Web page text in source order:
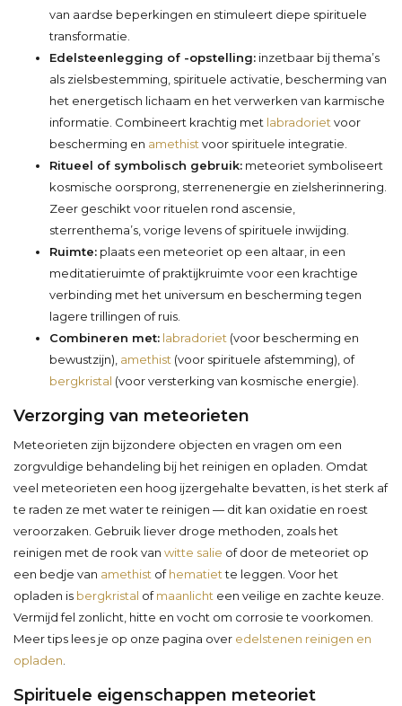
van aardse beperkingen en stimuleert diepe spirituele
transformatie.
Edelsteenlegging of -opstelling: inzetbaar bij thema’s
als zielsbestemming, spirituele activatie, bescherming van
het energetisch lichaam en het verwerken van karmische
informatie. Combineert krachtig met labradoriet voor
bescherming en amethist voor spirituele integratie.
Ritueel of symbolisch gebruik: meteoriet symboliseert
kosmische oorsprong, sterrenenergie en zielsherinnering.
Zeer geschikt voor rituelen rond ascensie,
sterrenthema’s, vorige levens of spirituele inwijding.
Ruimte: plaats een meteoriet op een altaar, in een
meditatieruimte of praktijkruimte voor een krachtige
verbinding met het universum en bescherming tegen
lagere trillingen of ruis.
Combineren met: labradoriet (voor bescherming en
bewustzijn), amethist (voor spirituele afstemming), of
bergkristal (voor versterking van kosmische energie).
Verzorging van meteorieten
Meteorieten zijn bijzondere objecten en vragen om een
zorgvuldige behandeling bij het reinigen en opladen. Omdat
veel meteorieten een hoog ijzergehalte bevatten, is het sterk af
te raden ze met water te reinigen — dit kan oxidatie en roest
veroorzaken. Gebruik liever droge methoden, zoals het
reinigen met de rook van witte salie of door de meteoriet op
een bedje van amethist ofhematiette leggen. Voor het
opladen is bergkristal ofmaanlicht een veilige en zachte keuze.
Vermijd fel zonlicht, hitte en vocht om corrosie te voorkomen.
Meer tips lees je op onze pagina over edelstenen reinigen en
opladen
Spirituele eigenschappen meteoriet